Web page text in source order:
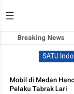
Breaking News
SATU
Mobil di Medan
Pelaku Tabrak Lari